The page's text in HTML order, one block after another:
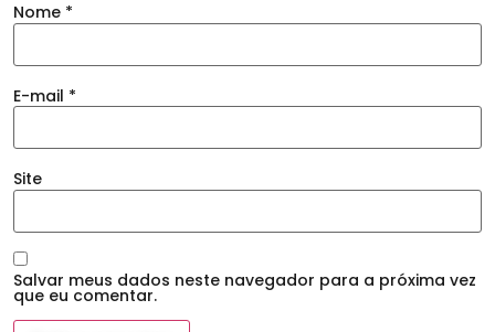
Nome *
E-mail *
Site
Salvar meus dados neste navegador para a próxima vez
que eu comentar.